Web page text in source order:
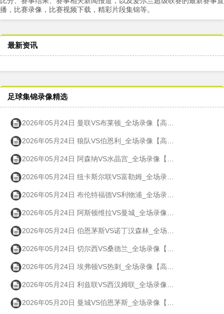
播，比赛录像，比赛视频下载，精彩片段集锦等。
最新资讯
足球集锦录像精选
2026年05月24日 曼联VS布莱顿_全场录像【高清回放】
2026年05月24日 狼队VS伯恩利_全场录像【高清回放】
2026年05月24日 阿森纳VS水晶宫_全场录像【高清回放】
2026年05月24日 纽卡斯尔联VS富勒姆_全场录像【高清回放】
2026年05月24日 布伦特福德VS利物浦_全场录像【高清回放】
2026年05月24日 阿斯顿维拉VS曼城_全场录像【高清回放】
2026年05月24日 伯恩茅斯VS诺丁汉森林_全场录像【高清回放】
2026年05月24日 切尔西VS桑德兰_全场录像【高清回放】
2026年05月24日 埃弗顿VS热刺_全场录像【高清回放】
2026年05月24日 利兹联VS西汉姆联_全场录像【高清回放】
2026年05月20日 曼城VS伯恩茅斯_全场录像【高清回放】